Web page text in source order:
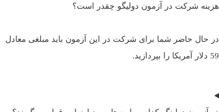
شرکت در آزمون دولیگو چقدر است؟
حال حاضر شما برای شرکت در این آزمون باید مبلغی معادل